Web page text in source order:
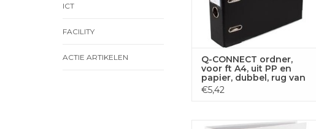
ICT
FACILITY
ACTIE ARTIKELEN
Q-CONNECT ordner,
voor ft A4, uit PP en
papier, dubbel, rug van
8 cm zwart
€5,42
Q-CONNECT ordner, voor ft A4,